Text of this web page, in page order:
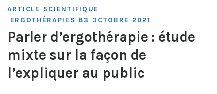
ARTICLE SCIENTIFIQUE
ERGOTHÉRAPIES 83 OCTOBRE 2021
Parler d’ergothérapie : étude
mixte sur la façon de
l’expliquer au public